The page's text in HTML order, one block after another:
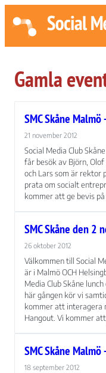
Gamla
SMC Skåne
21 november 2012
Social Media Club
får besök av Björn,
och Lars som är rektor
prata om socialt
kommer att ge bevis på
SMC Skåne den 2
26 oktober 2012
Välkommen till Social
är i Malmö OCH
Media Club Skåne
här gången kör vi
kommer att interagera
Hangout. Vi kommer att
SMC Skåne
18 september 2012
Nödvändiga